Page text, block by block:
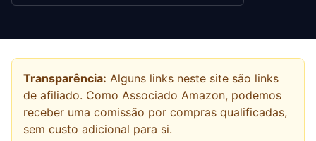
Transparência: Alguns links neste site são links
de afiliado. Como Associado Amazon, podemos
receber uma comissão por compras qualificadas,
sem custo adicional para si.